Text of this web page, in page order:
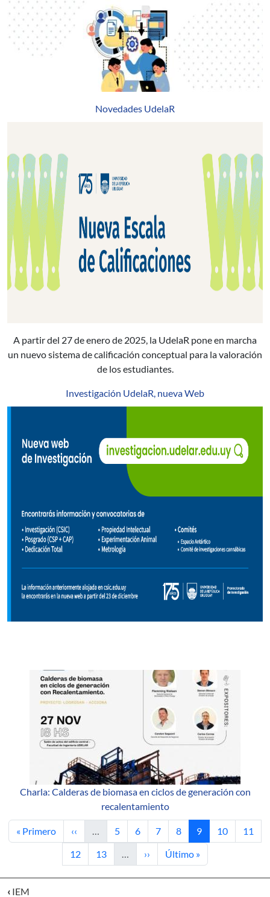
Novedades UdelaR
A partir del 27 de enero de 2025, la UdelaR pone en marcha
un nuevo sistema de calificación conceptual para la valoración
de los estudiantes.
Investigación UdelaR, nueva Web
Charla: Calderas de biomasa en ciclos de generación con
recalentamiento
Primera página
« Primero Página anterior
‹‹ … Página
5 Página
6 Página
7 Página
8 Página actual
9 Página
10 Página
11
Página
12 Página
13 … Siguiente página
›› Última página
Último »
‹ IEM